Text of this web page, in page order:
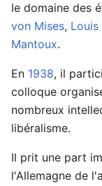
le domaine des
von Mises, Louis
Mantoux.
En 1938, il
colloque
nombreux
libéralisme.
Il prit une part
l'Allemagne de